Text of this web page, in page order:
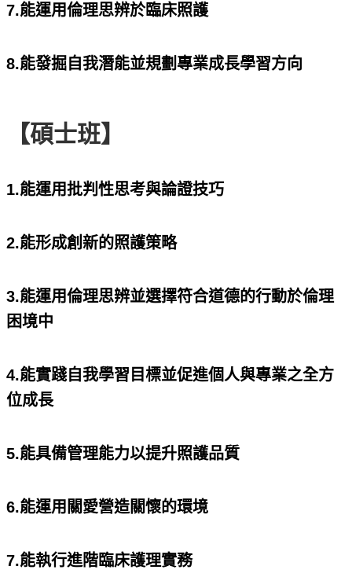
7.能運用倫理思辨於臨床照護
8.能發掘自我潛能並規劃專業成長學習方向
【碩士班】
1.能運用批判性思考與論證技巧
2.能形成創新的照護策略
3.能運用倫理思辨並選擇符合道德的行動於倫理
困境中
4.能實踐自我學習目標並促進個人與專業之全方
位成長
5.能具備管理能力以提升照護品質
6.能運用關愛營造關懷的環境
7.能執行進階臨床護理實務